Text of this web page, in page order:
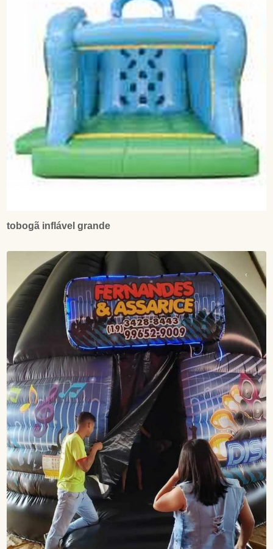
tobogã inflável grande